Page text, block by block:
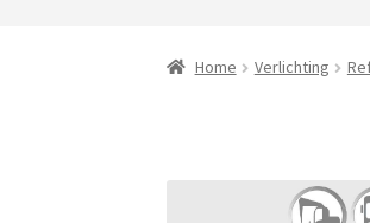
Home Verlichting